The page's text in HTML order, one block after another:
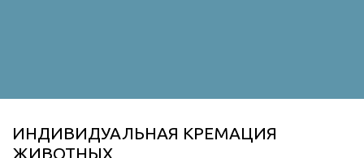
ИНДИВИДУАЛЬНАЯ КРЕМАЦИЯ
ЖИВОТНЫХ